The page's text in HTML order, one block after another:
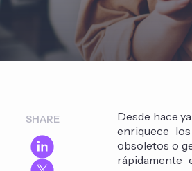
SHARE
Desde hace
enriquece
obsoletos o
rápidamente